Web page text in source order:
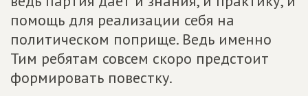
помощь для реализации себя на
политическом поприще. Ведь именно
Тим ребятам совсем скоро предстоит
формировать повестку.